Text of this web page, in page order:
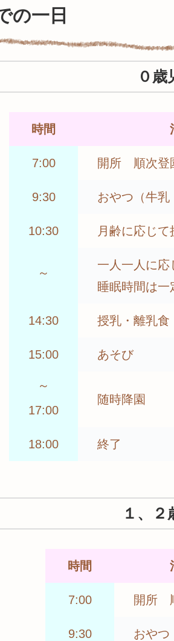
の一日
０歳
時間
7:00 開所 順次登
9:30 おやつ（牛乳
10:30 月齢に応じ
～
一人一人に
睡眠時間は
14:30 授乳・離乳食
15:00 あそび
～
17:00
随時降園
18:00 終了
１、２
時間
7:00 開所
9:30 おやつ